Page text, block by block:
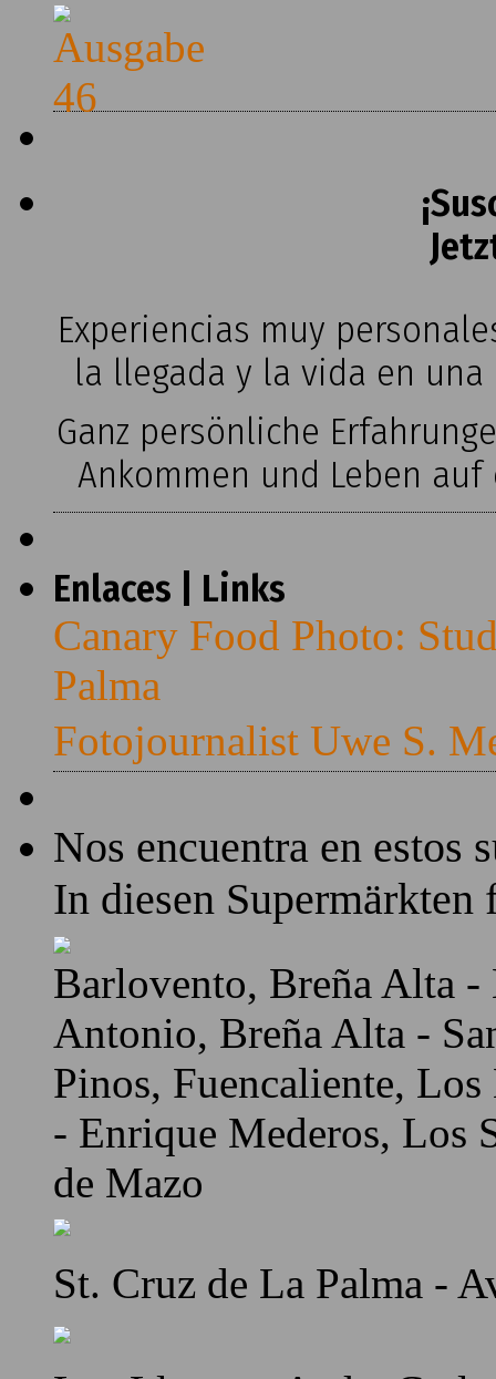
Experiencias muy
la llegada y la vida en
Ganz persönliche
Ankommen und Leben
Enlaces | Links
Canary Food Photo:
Palma
Fotojournalist Uwe S.
Nos encuentra en estos
In diesen Supermärkten
Barlovento, Breña Alta
Antonio, Breña Alta -
Pinos, Fuencaliente,
- Enrique Mederos, Los
de Mazo
St. Cruz de La Palma -